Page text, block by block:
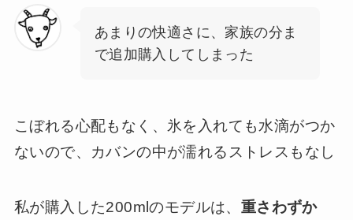
あまりの快適さに、家族の分ま
で追加購入してしまった
こぼれる心配もなく、氷を入れても水滴がつか
ないので、カバンの中が濡れるストレスもなし
私が購入した200mlのモデルは、 重さわずか